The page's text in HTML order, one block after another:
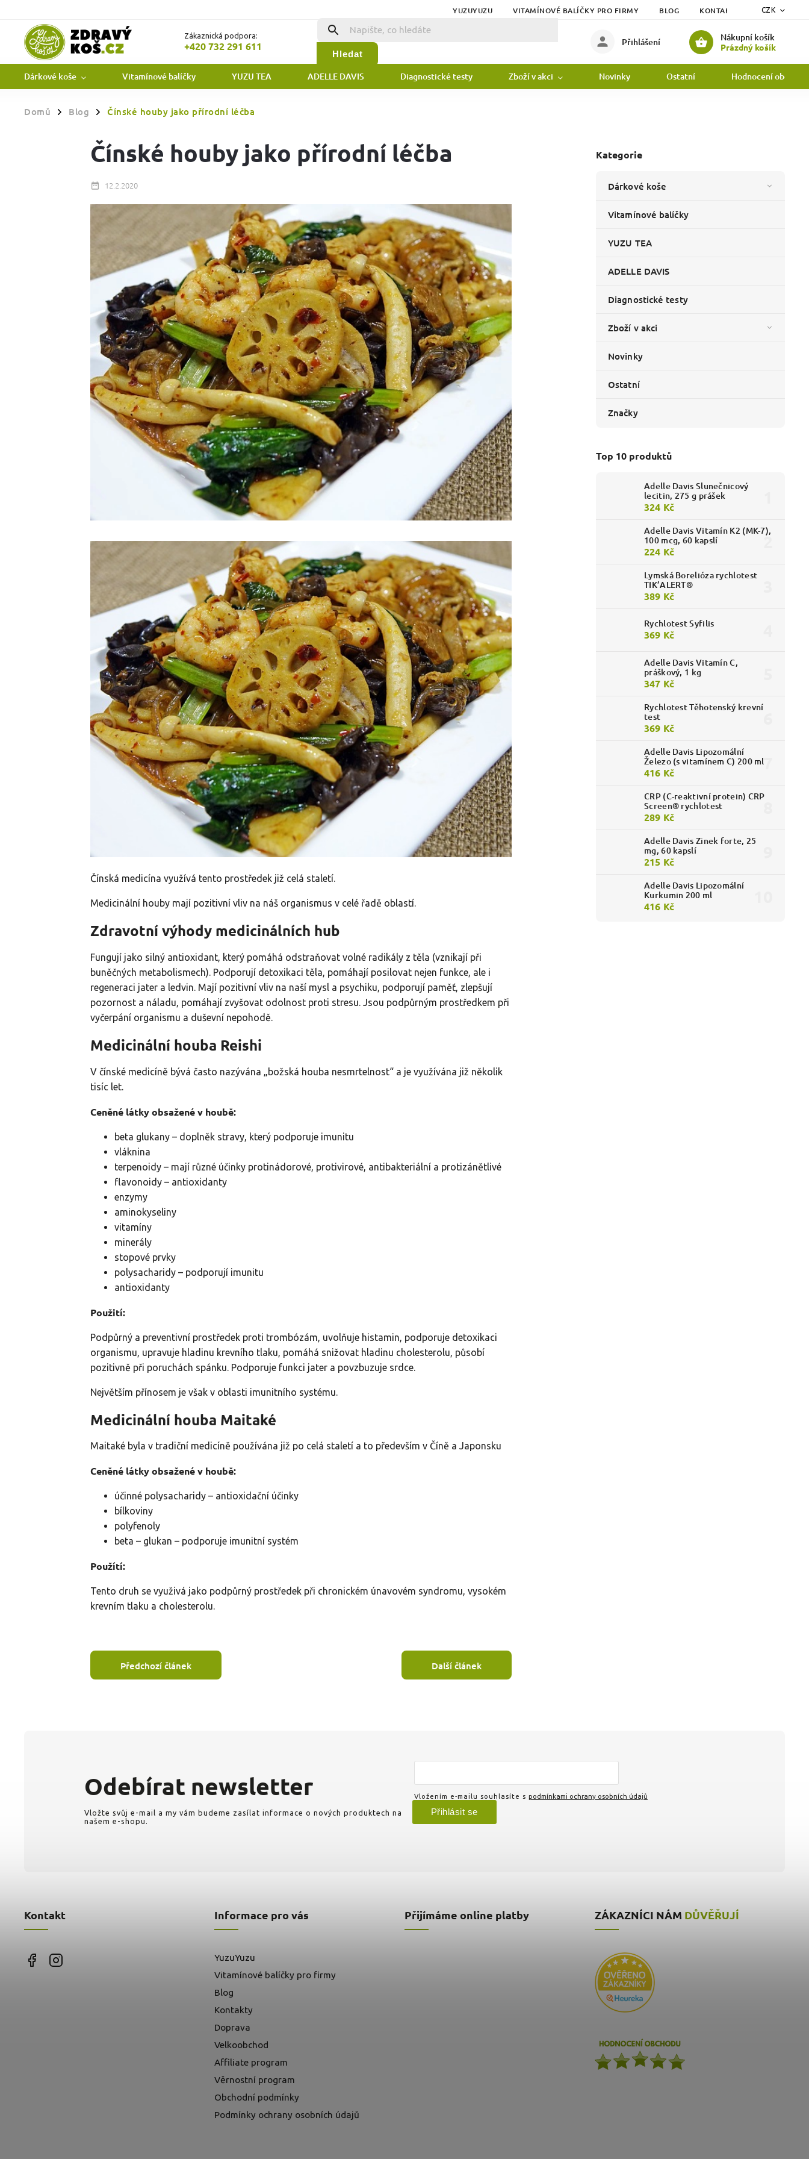
YUZUYUZU VITAMÍNOVÉ BALÍČKY PRO FIRMY BLOG KONTAKTY DOPRAVA
CZK
Zákaznická podpora:
+420 732 291 611
Hledat
Nákupní košík
Prázdný košík
Přihlášení
Dárkové koše Vitamínové balíčky YUZU TEA ADELLE DAVIS Diagnostické testy Zboží v akci Novinky Ostatní Hodnocení obchodu
Domů / Blog / Čínské houby jako přírodní léčba
Kategorie
Dárkové koše
Vitamínové balíčky
YUZU TEA
ADELLE DAVIS
Diagnostické testy
Zboží v akci
Novinky
Ostatní
Značky
Top 10 produktů
Adelle Davis Slunečnicový
lecitin, 275 g prášek
324 Kč
Adelle Davis Vitamín K2 (MK-7),
100 mcg, 60 kapslí
224 Kč
Lymská Borelióza rychlotest
TIK’ALERT®
389 Kč
Rychlotest Syfilis
369 Kč
Adelle Davis Vitamín C,
práškový, 1 kg
347 Kč
Rychlotest Těhotenský krevní
test
369 Kč
Adelle Davis Lipozomální
Železo (s vitamínem C) 200 ml
416 Kč
CRP (C-reaktivní protein) CRP
Screen® rychlotest
289 Kč
Adelle Davis Zinek forte, 25
mg, 60 kapslí
215 Kč
Adelle Davis Lipozomální
Kurkumin 200 ml
416 Kč
Čínské houby jako přírodní léčba
12.2.2020
Čínská medicína využívá tento prostředek již celá staletí.
Medicinální houby mají pozitivní vliv na náš organismus v celé řadě oblastí.
Zdravotní výhody medicinálních hub
Fungují jako silný antioxidant, který pomáhá odstraňovat volné radikály z těla (vznikají při
buněčných metabolismech). Podporují detoxikaci těla, pomáhají posilovat nejen funkce, ale i
regeneraci jater a ledvin. Mají pozitivní vliv na naší mysl a psychiku, podporují paměť, zlepšují
pozornost a náladu, pomáhají zvyšovat odolnost proti stresu. Jsou podpůrným prostředkem při
vyčerpání organismu a duševní nepohodě.
Medicinální houba Reishi
V čínské medicíně bývá často nazývána „božská houba nesmrtelnost“ a je využívána již několik
tisíc let.
Ceněné látky obsažené v houbě:
beta glukany – doplněk stravy, který podporuje imunitu
vláknina
terpenoidy – mají různé účinky protinádorové, protivirové, antibakteriální a protizánětlivé
flavonoidy – antioxidanty
enzymy
aminokyseliny
vitamíny
minerály
stopové prvky
polysacharidy – podporují imunitu
antioxidanty
Použití:
Podpůrný a preventivní prostředek proti trombózám, uvolňuje histamin, podporuje detoxikaci
organismu, upravuje hladinu krevního tlaku, pomáhá snižovat hladinu cholesterolu, působí
pozitivně při poruchách spánku. Podporuje funkci jater a povzbuzuje srdce.
Největším přínosem je však v oblasti imunitního systému.
Medicinální houba Maitaké
Maitaké byla v tradiční medicíně používána již po celá staletí a to především v Číně a Japonsku
Ceněné látky obsažené v houbě:
účinné polysacharidy – antioxidační účinky
bílkoviny
polyfenoly
beta – glukan – podporuje imunitní systém
Použítí:
Tento druh se využivá jako podpůrný prostředek při chronickém únavovém syndromu, vysokém
krevním tlaku a cholesterolu.
Předchozí článek Další článek
Kontakt
Odebírat newsletter
Vložte svůj e-mail a my vám budeme zasílat informace o nových produktech na
našem e-shopu.
Vložením e-mailu souhlasíte s podmínkami ochrany osobních údajů
Přihlásit se
Informace pro vás
YuzuYuzu
Vitamínové balíčky pro firmy
Blog
Kontakty
Doprava
Velkoobchod
Affiliate program
Věrnostní program
Obchodní podmínky
Podmínky ochrany osobních údajů
Přijímáme online platby ZÁKAZNÍCI NÁM DŮVĚŘUJÍ